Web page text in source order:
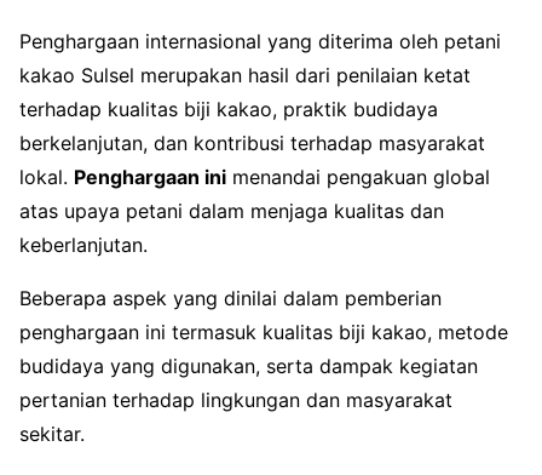
Penghargaan internasional yang diterima oleh petani
kakao Sulsel merupakan hasil dari penilaian ketat
terhadap kualitas biji kakao, praktik budidaya
berkelanjutan, dan kontribusi terhadap masyarakat
lokal. Penghargaan ini menandai pengakuan global
atas upaya petani dalam menjaga kualitas dan
keberlanjutan.
Beberapa aspek yang dinilai dalam pemberian
penghargaan ini termasuk kualitas biji kakao, metode
budidaya yang digunakan, serta dampak kegiatan
pertanian terhadap lingkungan dan masyarakat
sekitar.